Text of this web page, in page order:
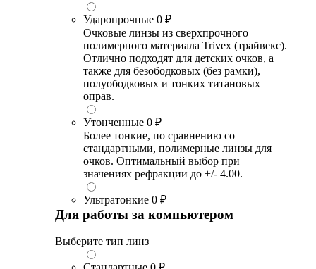
Ударопрочные 0 ₽
Очковые линзы из сверхпрочного
полимерного материала Trivex (трайвекс).
Отлично подходят для детских очков, а
также для безободковых (без рамки),
полуободковых и тонких титановых
оправ.
Утонченные 0 ₽
Более тонкие, по сравнению со
стандартными, полимерные линзы для
очков. Оптимальный выбор при
значениях рефракции до +/- 4.00.
Ультратонкие 0 ₽
Для работы за компьютером
Выберите тип линз